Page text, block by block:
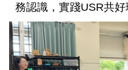
務認識，實踐USR共好